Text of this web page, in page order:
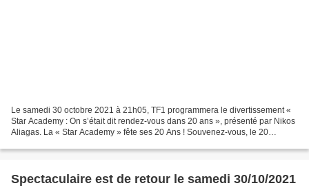
Le samedi 30 octobre 2021 à 21h05, TF1 programmera le divertissement «
Star Academy : On s’était dit rendez-vous dans 20 ans », présenté par Nikos
Aliagas. La « Star Academy » fête ses 20 Ans ! Souvenez-vous, le 20
Spectaculaire est de retour le samedi 30/10/2021